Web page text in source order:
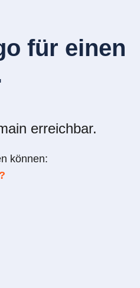
für einen
erreichbar.
können: